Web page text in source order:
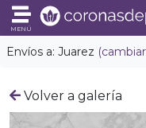
Envíos a: Juarez
MENÚ
Volver a galería